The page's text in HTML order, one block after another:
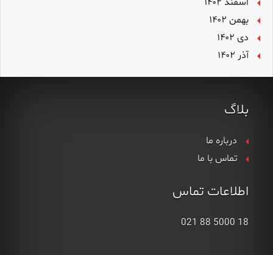
بهمن ۱۴۰۲
دی ۱۴۰۲
آذر ۱۴۰۲
بلاگ
درباره ما
تماس با ما
اطلاعات تماس
18 5000 88 021